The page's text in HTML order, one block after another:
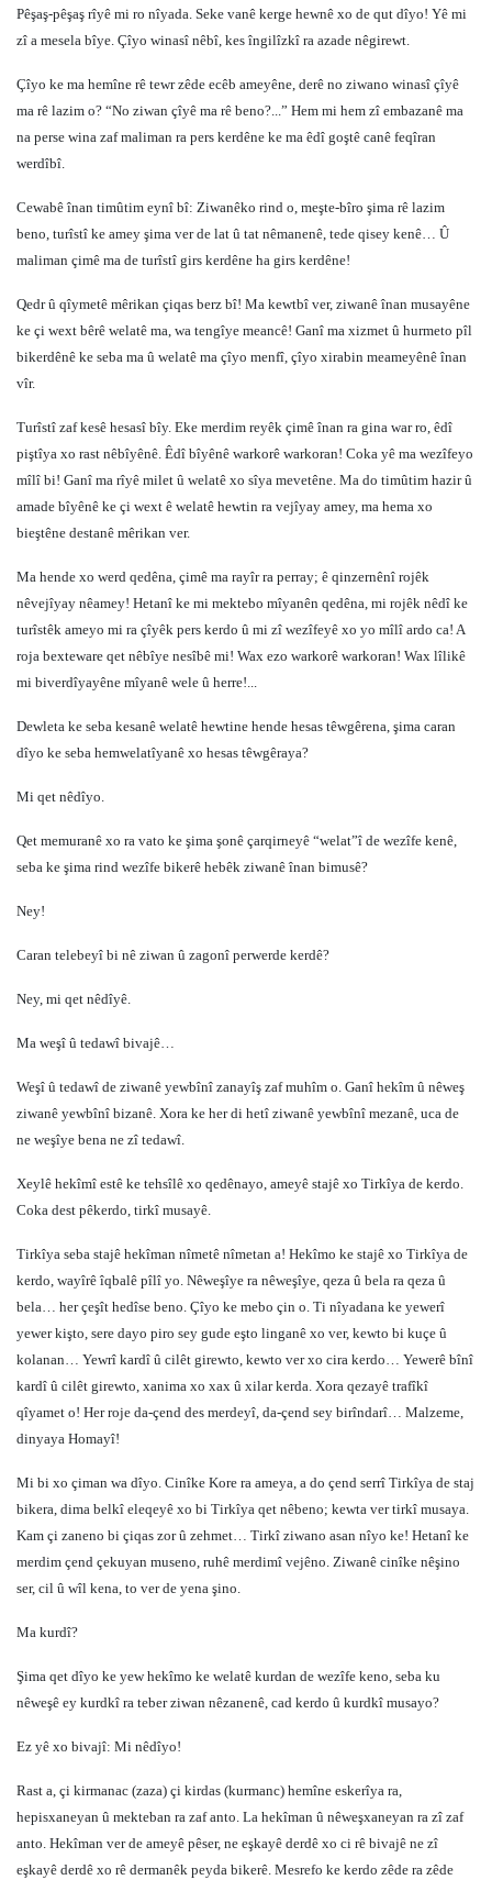
Pêşaş-pêşaş rîyê mi ro nîyada. Seke vanê kerge hewnê xo de qut dîyo! Yê mi
zî a mesela bîye. Çîyo winasî nêbî, kes îngilîzkî ra azade nêgirewt.
Çîyo ke ma hemîne rê tewr zêde ecêb ameyêne, derê no ziwano winasî çîyê
ma rê lazim o? “No ziwan çîyê ma rê beno?...” Hem mi hem zî embazanê ma
na perse wina zaf maliman ra pers kerdêne ke ma êdî goştê canê feqîran
werdîbî.
Cewabê înan timûtim eynî bî: Ziwanêko rind o, meşte-bîro şima rê lazim
beno, turîstî ke amey şima ver de lat û tat nêmanenê, tede qisey kenê… Û
maliman çimê ma de turîstî girs kerdêne ha girs kerdêne!
Qedr û qîymetê mêrikan çiqas berz bî! Ma kewtbî ver, ziwanê înan musayêne
ke çi wext bêrê welatê ma, wa tengîye meancê! Ganî ma xizmet û hurmeto pîl
bikerdênê ke seba ma û welatê ma çîyo menfî, çîyo xirabin meameyênê înan
vîr.
Turîstî zaf kesê hesasî bîy. Eke merdim reyêk çimê înan ra gina war ro, êdî
piştîya xo rast nêbîyênê. Êdî bîyênê warkorê warkoran! Coka yê ma wezîfeyo
mîlî bi! Ganî ma rîyê milet û welatê xo sîya mevetêne. Ma do timûtim hazir û
amade bîyênê ke çi wext ê welatê hewtin ra vejîyay amey, ma hema xo
bieştêne destanê mêrikan ver.
Ma hende xo werd qedêna, çimê ma rayîr ra perray; ê qinzernênî rojêk
nêvejîyay nêamey! Hetanî ke mi mektebo mîyanên qedêna, mi rojêk nêdî ke
turîstêk ameyo mi ra çîyêk pers kerdo û mi zî wezîfeyê xo yo mîlî ardo ca! A
roja bexteware qet nêbîye nesîbê mi! Wax ezo warkorê warkoran! Wax lîlikê
mi biverdîyayêne mîyanê wele û herre!...
Dewleta ke seba kesanê welatê hewtine hende hesas têwgêrena, şima caran
dîyo ke seba hemwelatîyanê xo hesas têwgêraya?
Mi qet nêdîyo.
Qet memuranê xo ra vato ke şima şonê çarqirneyê “welat”î de wezîfe kenê,
seba ke şima rind wezîfe bikerê hebêk ziwanê înan bimusê?
Ney!
Caran telebeyî bi nê ziwan û zagonî perwerde kerdê?
Ney, mi qet nêdîyê.
Ma weşî û tedawî bivajê…
Weşî û tedawî de ziwanê yewbînî zanayîş zaf muhîm o. Ganî hekîm û nêweş
ziwanê yewbînî bizanê. Xora ke her di hetî ziwanê yewbînî mezanê, uca de
ne weşîye bena ne zî tedawî.
Xeylê hekîmî estê ke tehsîlê xo qedênayo, ameyê stajê xo Tirkîya de kerdo.
Coka dest pêkerdo, tirkî musayê.
Tirkîya seba stajê hekîman nîmetê nîmetan a! Hekîmo ke stajê xo Tirkîya de
kerdo, wayîrê îqbalê pîlî yo. Nêweşîye ra nêweşîye, qeza û bela ra qeza û
bela… her çeşît hedîse beno. Çîyo ke mebo çin o. Ti nîyadana ke yewerî
yewer kişto, sere dayo piro sey gude eşto linganê xo ver, kewto bi kuçe û
kolanan… Yewrî kardî û cilêt girewto, kewto ver xo cira kerdo… Yewerê bînî
kardî û cilêt girewto, xanima xo xax û xilar kerda. Xora qezayê trafîkî
qîyamet o! Her roje da-çend des merdeyî, da-çend sey birîndarî… Malzeme,
dinyaya Homayî!
Mi bi xo çiman wa dîyo. Cinîke Kore ra ameya, a do çend serrî Tirkîya de staj
bikera, dima belkî eleqeyê xo bi Tirkîya qet nêbeno; kewta ver tirkî musaya.
Kam çi zaneno bi çiqas zor û zehmet… Tirkî ziwano asan nîyo ke! Hetanî ke
merdim çend çekuyan museno, ruhê merdimî vejêno. Ziwanê cinîke nêşino
ser, cil û wîl kena, to ver de yena şino.
Ma kurdî?
Şima qet dîyo ke yew hekîmo ke welatê kurdan de wezîfe keno, seba ku
nêweşê ey kurdkî ra teber ziwan nêzanenê, cad kerdo û kurdkî musayo?
Ez yê xo bivajî: Mi nêdîyo!
Rast a, çi kirmanac (zaza) çi kirdas (kurmanc) hemîne eskerîya ra,
hepisxaneyan û mekteban ra zaf anto. La hekîman û nêweşxaneyan ra zî zaf
anto. Hekîman ver de ameyê pêser, ne eşkayê derdê xo ci rê bivajê ne zî
eşkayê derdê xo rê dermanêk peyda bikerê. Mesrefo ke kerdo zêde ra zêde